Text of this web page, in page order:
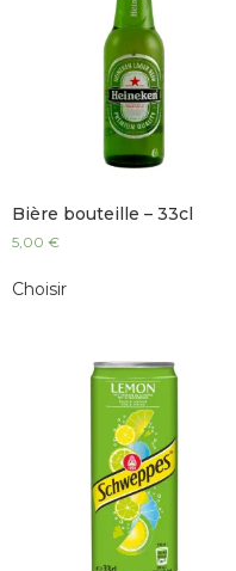
Bière bouteille – 33cl
5,00 €
Choisir